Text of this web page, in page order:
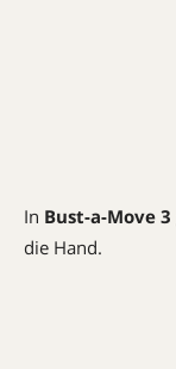
In Bust-a-Move 3
die Hand.